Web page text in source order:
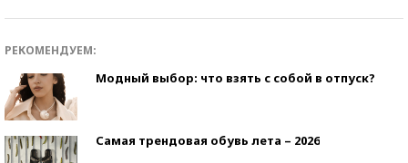
РЕКОМЕНДУЕМ:
Модный выбор: что взять с собой в отпуск?
Самая трендовая обувь лета – 2026